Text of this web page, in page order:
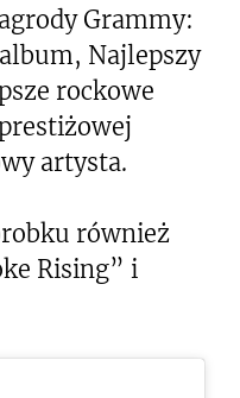
Grammy:
Najlepszy
rockowe
artysta.
również
Rising” i